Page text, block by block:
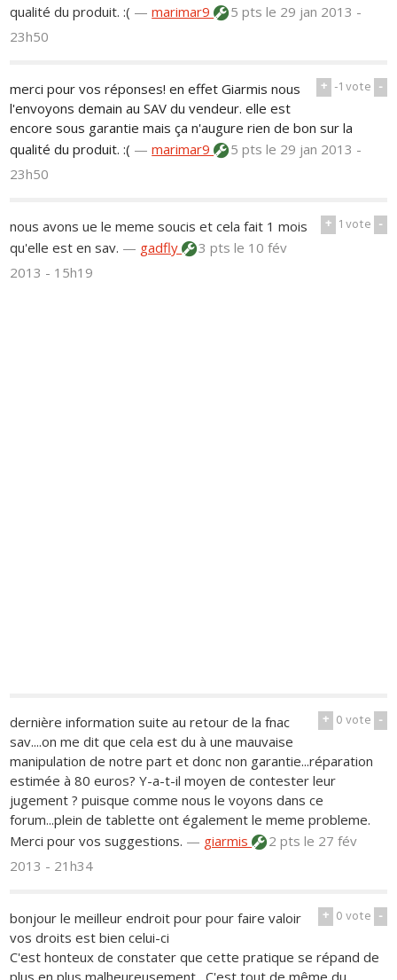
qualité du produit. :( —marimar9 5 ptsle 29 jan 2013 -
23h50
+ -1vote -
merci pour vos réponses! en effet Giarmis nous
l'envoyons demain au SAV du vendeur. elle est
encore sous garantie mais ça n'augure rien de bon sur la
qualité du produit. :( —marimar9 5 ptsle 29 jan 2013 -
23h50
+ 1vote -
nous avons ue le meme soucis et cela fait 1 mois
qu'elle est en sav. — gadfly 3 ptsle 10 fév
2013 - 15h19
+ 0vote -
dernière information suite au retour de la fnac
sav....on me dit que cela est du à une mauvaise
manipulation de notre part et donc non garantie...réparation
estimée à 80 euros? Y-a-t-il moyen de contester leur
jugement ? puisque comme nous le voyons dans ce
forum...plein de tablette ont également le meme probleme.
Merci pour vos suggestions. — giarmis 2 ptsle 27 fév
2013 - 21h34
+ 0vote -
bonjour le meilleur endroit pour pour faire valoir
vos droits est bien celui-ci
C'est honteux de constater que cette pratique se répand de
plus en plus malheureusement . C'est tout de même du